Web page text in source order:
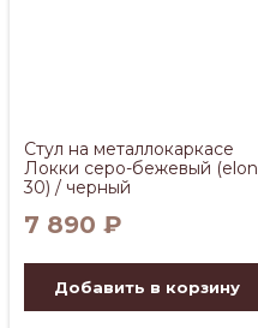
Стул на металлокаркасе
Локки серо-бежевый (elon
30) / черный
7 890 ₽
Добавить в корзину